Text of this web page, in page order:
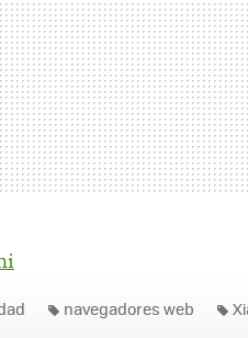
navegadores web